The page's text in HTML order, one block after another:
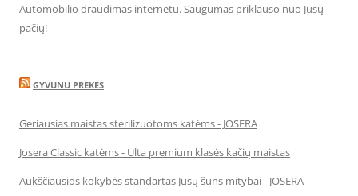
Automobilio draudimas internetu. Saugumas priklauso nuo Jūsų
pačių!
GYVUNU PREKES
Geriausias maistas sterilizuotoms katėms - JOSERA
Josera Classic katėms - Ulta premium klasės kačių maistas
Aukščiausios kokybės standartas Jūsų šuns mitybai - JOSERA